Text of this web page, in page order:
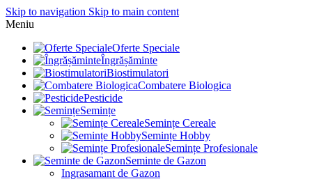
Skip to navigation Skip to main content
Meniu
Oferte Speciale
Îngrășăminte
Biostimulatori
Combatere Biologica
Pesticide
Semințe
Semințe Cereale
Semințe Hobby
Semințe Profesionale
Seminte de Gazon
Ingrasamant de Gazon